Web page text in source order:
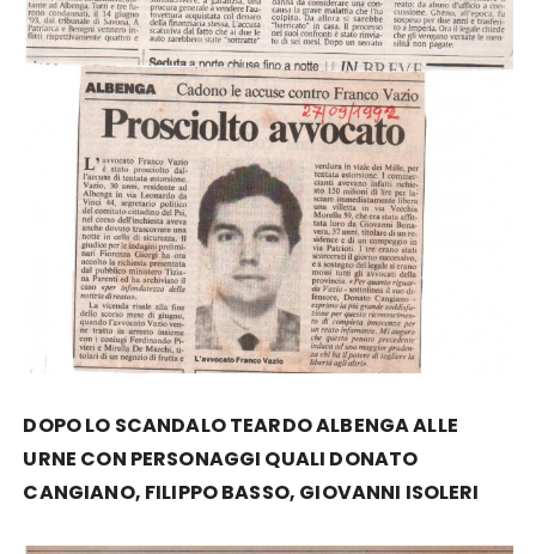
DOPO LO SCANDALO TEARDO ALBENGA ALLE
URNE CON PERSONAGGI QUALI DONATO
CANGIANO, FILIPPO BASSO, GIOVANNI ISOLERI